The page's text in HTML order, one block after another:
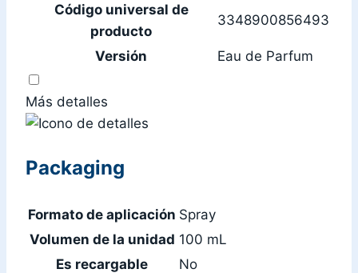
Código universal de
producto
3348900856493
Versión Eau de Parfum
Más detalles
Packaging
Formato de aplicación Spray
Volumen de la unidad 100 mL
Es recargable
No